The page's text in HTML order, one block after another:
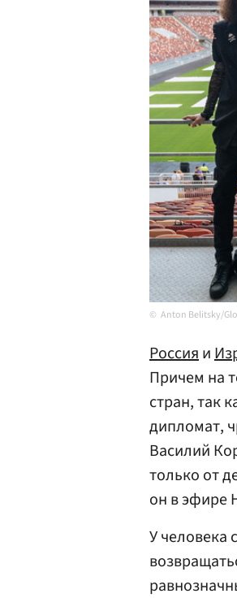
Anton Belitsky/
Россияи
Причем на
стран, так
дипломат,
Василий
только от
он в эфире
У человека